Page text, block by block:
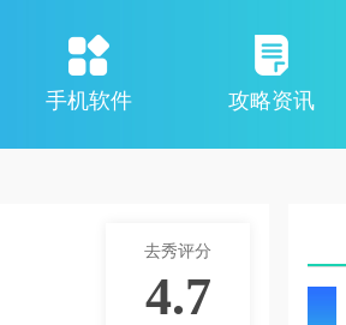
手机软件 攻略资讯
去秀评分
4.7